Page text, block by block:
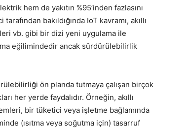
hem de yakıtın %95’inden fazlasını
bakıldığında IoT kavramı, akıllı
vb. gibi bir dizi yeni uygulama ile
eğilimindedir ancak sürdürülebilirlik
ön planda tutmaya çalışan birçok
her yerde faydalıdır. Örneğin, akıllı
bir tüketici veya işletme bağlamında
(ısıtma veya soğutma için) tasarruf